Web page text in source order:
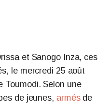
et Sanogo Inza, ces
le mercredi 25 août
Toumodi. Selon une
de jeunes, armésde